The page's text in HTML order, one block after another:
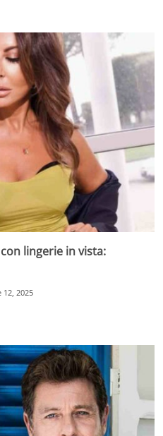
lingerie in vista:
2025